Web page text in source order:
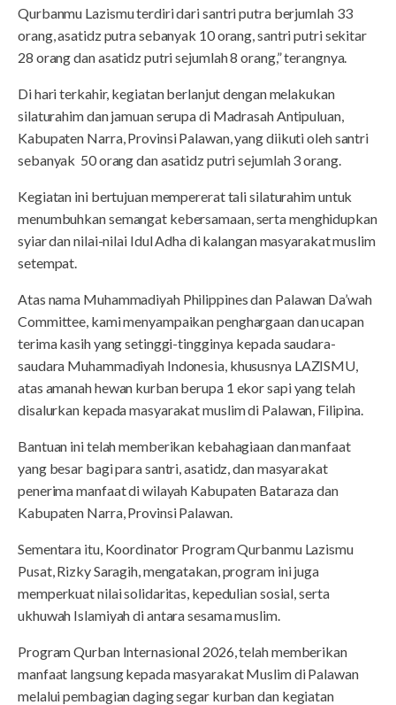
Qurbanmu Lazismu terdiri dari santri putra berjumlah 33
orang, asatidz putra sebanyak 10 orang, santri putri sekitar
28 orang dan asatidz putri sejumlah 8 orang,” terangnya.
Di hari terkahir, kegiatan berlanjut dengan melakukan
silaturahim dan jamuan serupa di Madrasah Antipuluan,
Kabupaten Narra, Provinsi Palawan, yang diikuti oleh santri
sebanyak 50 orang dan asatidz putri sejumlah 3 orang.
Kegiatan ini bertujuan mempererat tali silaturahim untuk
menumbuhkan semangat kebersamaan, serta menghidupkan
syiar dan nilai-nilai Idul Adha di kalangan masyarakat muslim
setempat.
Atas nama Muhammadiyah Philippines dan Palawan Da’wah
Committee, kami menyampaikan penghargaan dan ucapan
terima kasih yang setinggi-tingginya kepada saudara-
saudara Muhammadiyah Indonesia, khususnya LAZISMU,
atas amanah hewan kurban berupa 1 ekor sapi yang telah
disalurkan kepada masyarakat muslim di Palawan, Filipina.
Bantuan ini telah memberikan kebahagiaan dan manfaat
yang besar bagi para santri, asatidz, dan masyarakat
penerima manfaat di wilayah Kabupaten Bataraza dan
Kabupaten Narra, Provinsi Palawan.
Sementara itu, Koordinator Program Qurbanmu Lazismu
Pusat, Rizky Saragih, mengatakan, program ini juga
memperkuat nilai solidaritas, kepedulian sosial, serta
ukhuwah Islamiyah di antara sesama muslim.
Program Qurban Internasional 2026, telah memberikan
manfaat langsung kepada masyarakat Muslim di Palawan
melalui pembagian daging segar kurban dan kegiatan